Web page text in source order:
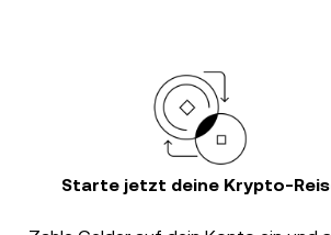
Starte jetzt deine Krypto-